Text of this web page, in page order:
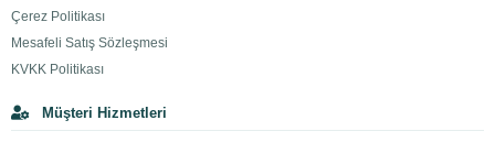
Çerez Politikası
Mesafeli Satış Sözleşmesi
KVKK Politikası
Müşteri Hizmetleri